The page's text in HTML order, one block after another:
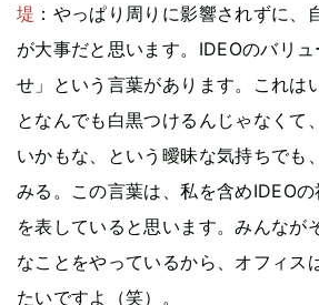
堤 ：やっぱり周りに影響されずに、
が大事だと思います。IDEOのバリ
せ」という言葉があります。これは
となんでも白黒つけるんじゃなくて
いかもな、という曖昧な気持ちでも
みる。この言葉は、私を含めIDEO
を表していると思います。みんなが
なことをやっているから、オフィス
たいですよ（笑）。